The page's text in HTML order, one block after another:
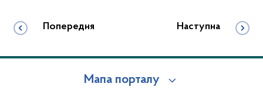
Попередня Наступна
Мапа порталу